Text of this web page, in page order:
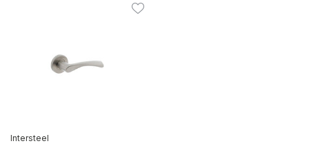
Intersteel